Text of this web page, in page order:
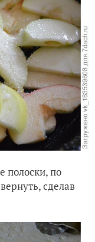
полоски, по
сделав